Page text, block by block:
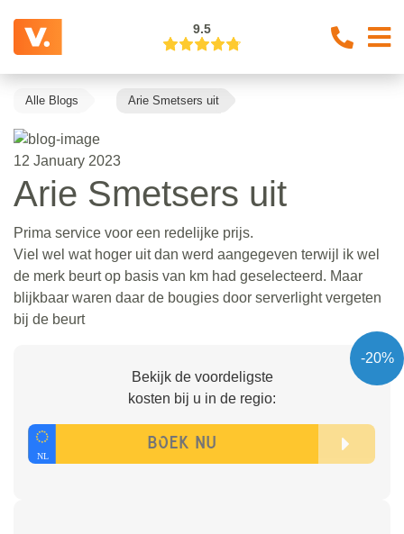
9.5
Alle Blogs Arie Smetsers uit
12 January 2023
Arie Smetsers uit
Prima service voor een redelijke prijs.
Viel wel wat hoger uit dan werd aangegeven terwijl ik wel
de merk beurt op basis van km had geselecteerd. Maar
blijkbaar waren daar de bougies door serverlight vergeten
bij de beurt
-20%
Bekijk de voordeligste
kosten bij u in de regio: